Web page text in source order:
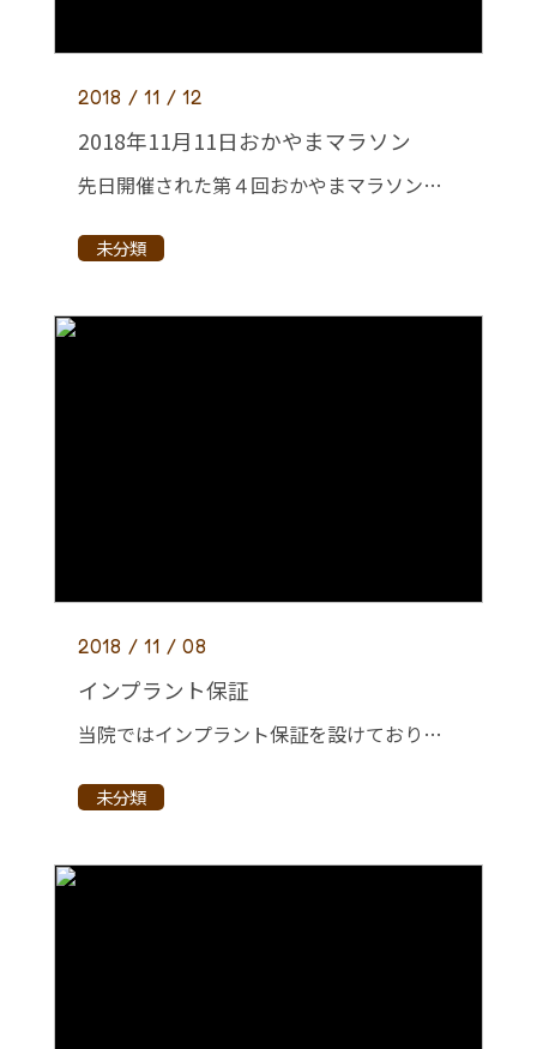
2018 / 11 / 12
2018年11月11日おかやまマラソン
先日開催された第４回おかやまマラソンに池田先生が参加しました。 今年で３回目の参加です。 今年は残念ながらあまりコンディションがよくない中、無事完走しました！ 今度は姫路城マラソンに参加します！ 記録を目指してがんばりま […]
未分類
2018 / 11 / 08
インプラント保証
当院ではインプラント保証を設けております。 国内大手損害保険会社と連携し、インプラント治療後も継続的に皆様のインプラントを管理させて頂きます。 人生100年時代といわれる今、インプラント治療を受けられた患者様が健康で快適 […]
未分類